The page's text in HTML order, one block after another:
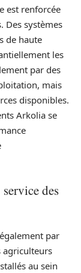
est renforcée
Des systèmes
de haute
les
par des
mais
disponibles.
Arkolia se
des
par
agriculteurs
au sein